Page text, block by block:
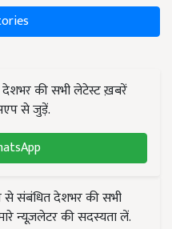
की सभी लेटेस्ट ख़बरें
से जुड़ें.
से संबंधित देशभर की सभी
न्यूज़लेटर की सदस्यता लें.